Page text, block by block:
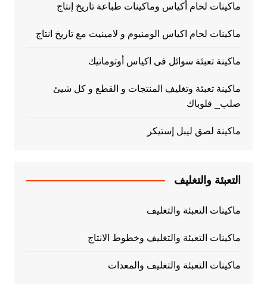
ماكينات لحام أكياس وماكينات طباعة تاريخ إنتاج
ماكينات لحام اكياس الومنيوم و لامينيت مع تاريخ انتاج
ماكينة تعبئة سوائل فى اكياس أوتوماتيك
ماكينة تعبئة وتغليف المنتجات و القطع و كل شيئ
صلب_ فلوباك
ماكينة لصق ليبل إستيكر
التعبئة والتغليف
ماكينات التعبئة والتغليف
ماكينات التعبئة والتغليف وخطوط الانتاج
ماكينات التعبئة والتغليف والمعدات